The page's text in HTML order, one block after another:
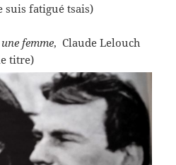
suis fatigué tsais)
femme, Claude Lelouch
titre)